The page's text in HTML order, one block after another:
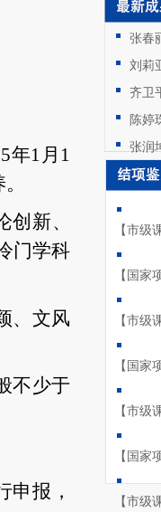
年1月1
创新、
门学科
、文风
不少于
申报，
张春
刘莉
齐卫
陈婷
张润
【市级
【国家
【市级
【国家
【市级
【国家
【市级